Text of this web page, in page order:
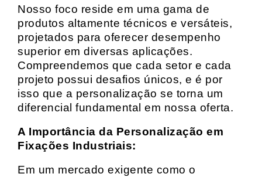
Nosso foco reside em uma gama de
produtos altamente técnicos e versáteis,
projetados para oferecer desempenho
superior em diversas aplicações.
Compreendemos que cada setor e cada
projeto possui desafios únicos, e é por
isso que a personalização se torna um
diferencial fundamental em nossa oferta.
A Importância da Personalização em
Fixações Industriais:
Em um mercado exigente como o